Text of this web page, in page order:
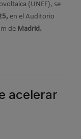
(UNEF), se
en el Auditorio
de Madrid.
acelerar